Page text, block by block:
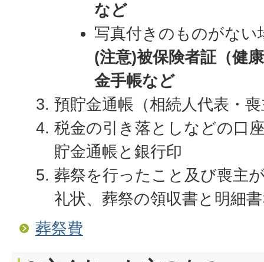
など
写真付きのものがない
(注意)被保険者証（健
金手帳など
預貯金通帳（相続人代表・
税金の引き落としなどの口
貯金通帳と銀行印
葬祭を行ったこと及び喪主
礼状、葬祭の領収書と明細
葬祭費